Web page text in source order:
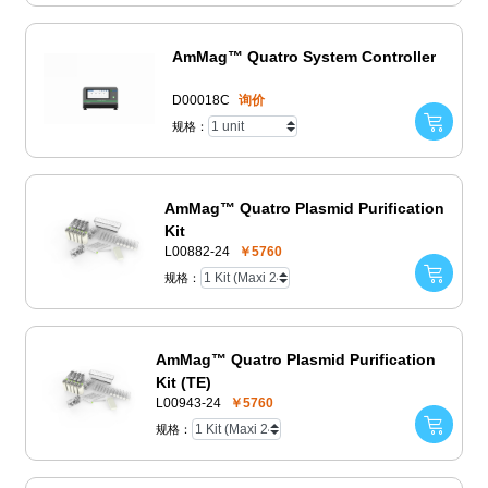
AmMag™ Quatro System Controller
D00018C 询价
规格：
AmMag™ Quatro Plasmid Purification
Kit
L00882-24 ￥5760
规格：
AmMag™ Quatro Plasmid Purification
Kit (TE)
L00943-24 ￥5760
规格：